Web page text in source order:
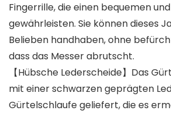
Fingerrille, die einen bequemen
gewährleisten. Sie können dieses
Belieben handhaben, ohne
dass das Messer abrutscht.
【Hübsche Lederscheide】Das
mit einer schwarzen geprägten
Gürtelschlaufe geliefert, die es